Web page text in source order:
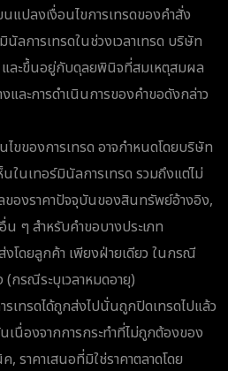
แปลงเงื่อนไขการเทรดของคำสั่ง
ลการเทรดในช่วงเวลาเทรด บริษัท
และขึ้นอยู่กับดุลยพินิจที่สมเหตุสมผล
ละการดำเนินการของคำขอดังกล่าว
ขของการเทรด อาจกำหนดโดยบริษัท
นในเทอร์มินัลการเทรด รวมถึงแต่ไม่
ของราคาปัจจุบันของสินทรัพย์อ้างอิง,
น ๆ สำหรับคำขอบางประเภท
โดยลูกค้า เพียงฝ่ายเดียว ในกรณี
(กรณีระบุเวลาหมดอายุ)
รเทรดได้ถูกส่งไปนั่นถูกปิดเทรดไปแล้ว
เนื่องจากการกระทำที่ไม่ถูกต้องของ
ราคาเสนอที่มิใช่ราคาตลาดโดย